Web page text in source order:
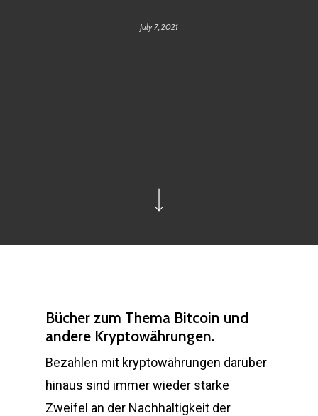
July 7, 2021
Bücher zum Thema Bitcoin und
andere Kryptowährungen.
Bezahlen mit kryptowährungen darüber
hinaus sind immer wieder starke
Zweifel an der Nachhaltigkeit der